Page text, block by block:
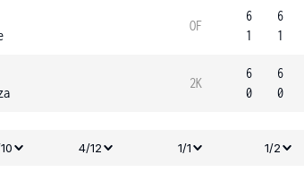
OF
6
1
6
1
2K
6
0
6
0
4/12 1/1 1/2